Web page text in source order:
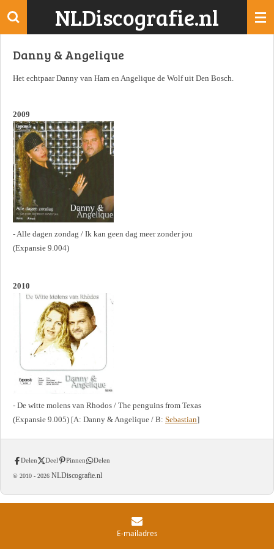
Ga
de
NLDiscografie.nl
Danny & Angelique
Het echtpaar Danny van Ham en Angelique de Wolf uit Den Bosch.
2009
- Alle dagen zondag / Ik kan geen dag meer zonder jou
(Expansie 9.004)
2010
- De witte molens van Rhodos / The penguins from Texas
(Expansie 9.005) [A: Danny & Angelique / B: Sebastian]
Delen Deel Pinnen Delen
© 2010 - 2026 NLDiscografie.nl
E-mailadres